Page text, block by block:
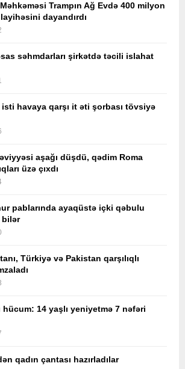
Trampın Ağ Evdə 400 milyon
dayandırdı
səhmdarları şirkətdə təcili islahat
havaya qarşı it əti şorbası tövsiyə
aşağı düşdü, qədim Roma
üzə çıxdı
pablarında ayaqüstə içki qəbulu
bilər
Türkiyə və Pakistan qarşılıqlı
hücum: 14 yaşlı yeniyetmə 7 nəfəri
qadın çantası hazırladılar